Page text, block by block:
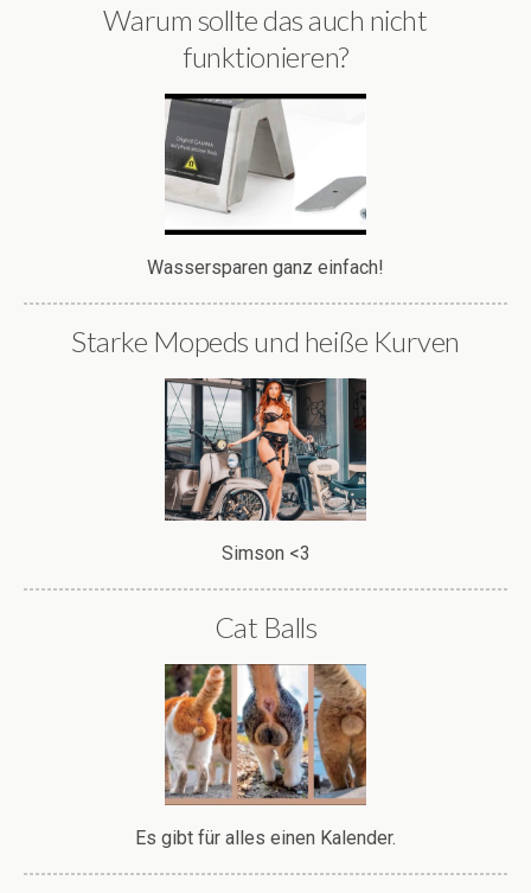
Warum sollte das auch nicht
funktionieren?
Wassersparen ganz einfach!
Starke Mopeds und heiße Kurven
Simson <3
Cat Balls
Es gibt für alles einen Kalender.